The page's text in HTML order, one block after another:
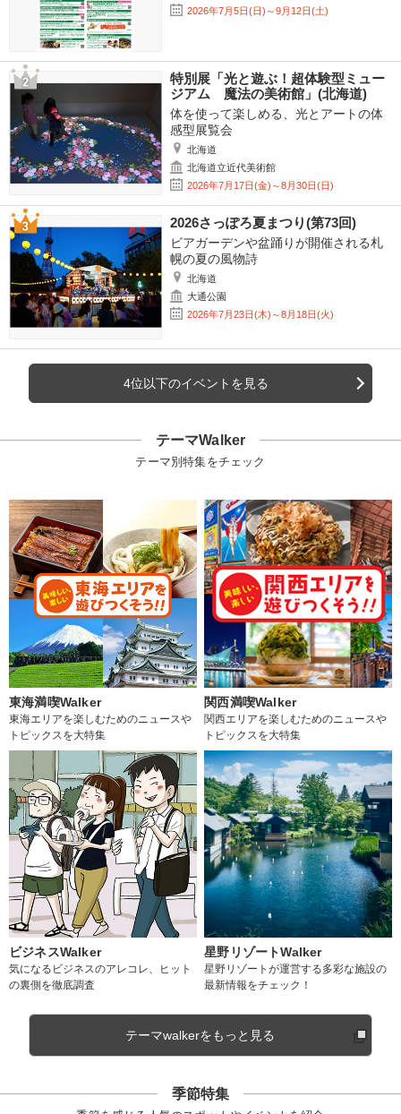
2026年7月5日(日)～9月12日(土)
特別展「光と遊ぶ！超体験型ミュー
ジアム 魔法の美術館」(北海道)
体を使って楽しめる、光とアートの体
感型展覧会
北海道
北海道立近代美術館
2026年7月17日(金)～8月30日(日)
2026さっぽろ夏まつり(第73回)
ビアガーデンや盆踊りが開催される札
幌の夏の風物詩
北海道
大通公園
2026年7月23日(木)～8月18日(火)
4位以下のイベントを見る
テーマWalker
テーマ別特集をチェック
東海満喫Walker
東海エリアを楽しむためのニュースや
トピックスを大特集
関西満喫Walker
関西エリアを楽しむためのニュースや
トピックスを大特集
ビジネスWalker
気になるビジネスのアレコレ、ヒット
の裏側を徹底調査
星野リゾートWalker
星野リゾートが運営する多彩な施設の
最新情報をチェック！
テーマwalkerをもっと見る
季節特集